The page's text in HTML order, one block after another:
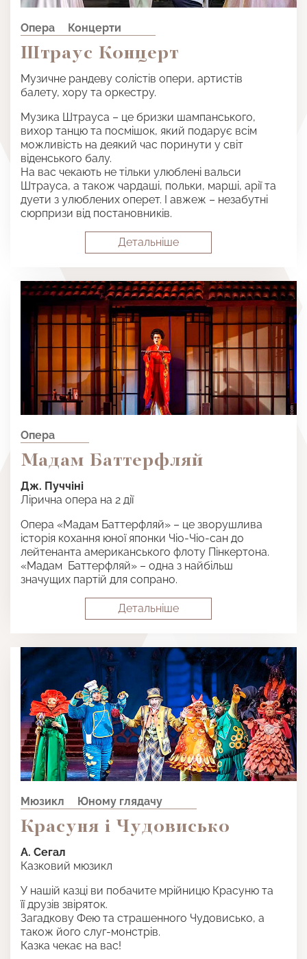
Опера Концерти
Штраус Концерт
Музичне рандеву солістів опери, артистів
балету, хору та оркестру.
Музика Штрауса – це бризки шампанського,
вихор танцю та посмішок, який подарує всім
можливість на деякий час поринути у світ
віденського балу.
На вас чекають не тільки улюблені вальси
Штрауса, а також чардаші, польки, марші, арії та
дуети з улюблених оперет. І авжеж – незабутні
сюрпризи від постановників.
Детальнiше
Опера
Мадам Баттерфляй
Дж. Пуччіні
Лірична опера на 2 дії
Опера «Мадам Баттерфляй» – це зворушлива
історія кохання юної японки Чіо-Чіо-сан до
лейтенанта американського флоту Пінкертона.
«Мадам Баттерфляй» – одна з найбільш
значущих партій для сопрано.
Детальнiше
Мюзикл Юному глядачу
Красуня і Чудовисько
А. Сегал
Казковий мюзикл
У нашій казці ви побачите мрійницю Красуню та
її друзів звіряток.
Загадкову Фею та страшенного Чудовисько, а
також його слуг-монстрів.
Казка чекає на вас!